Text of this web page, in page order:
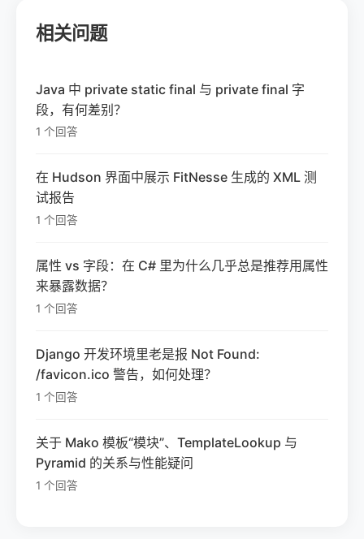
相关问题
Java 中 private static final 与 private final 字
段，有何差别？
1 个回答
在 Hudson 界面中展示 FitNesse 生成的 XML 测
试报告
1 个回答
属性 vs 字段：在 C# 里为什么几乎总是推荐用属性
来暴露数据？
1 个回答
Django 开发环境里老是报 Not Found:
/favicon.ico 警告，如何处理？
1 个回答
关于 Mako 模板“模块”、TemplateLookup 与
Pyramid 的关系与性能疑问
1 个回答